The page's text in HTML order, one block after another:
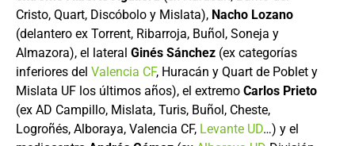
Cristo, Quart, Discóbolo y Mislata), Nacho Lozano
(delantero ex Torrent, Ribarroja, Buñol, Soneja y
Almazora), el lateral Ginés Sánchez (ex categorías
inferiores del Valencia CF, Huracán y Quart de Poblet y
Mislata UF los últimos años), el extremo Carlos Prieto
(ex AD Campillo, Mislata, Turis, Buñol, Cheste,
Logroñés, Alboraya, Valencia CF, Levante UD…) y el